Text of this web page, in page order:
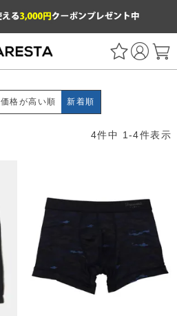
価格が高い順 新着順
4件中 1 -4件表示